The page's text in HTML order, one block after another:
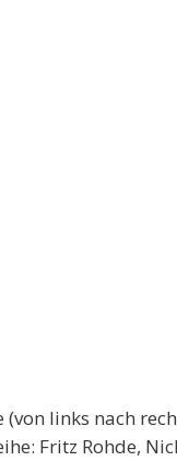
(von links nach
Fritz Rohde,